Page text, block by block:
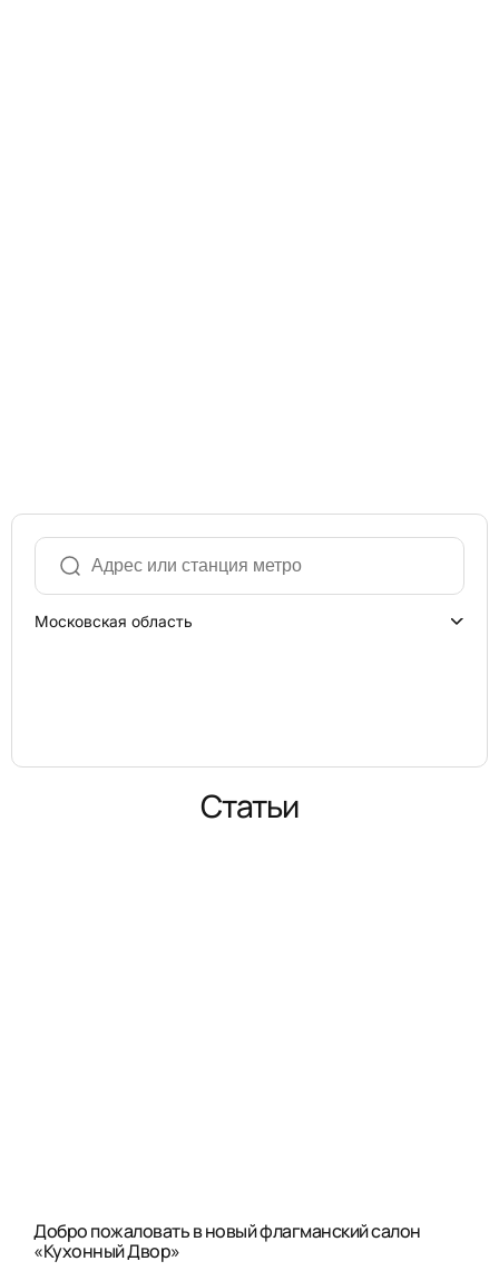
Московская область
Статьи
Добро пожаловать в новый флагманский салон
«Кухонный Двор»